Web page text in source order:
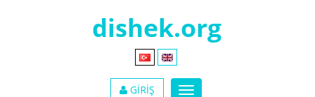
GİRİŞ